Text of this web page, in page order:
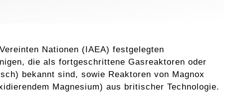
Nationen (IAEA) festgelegten
die als fortgeschrittene Gasreaktoren oder
bekannt sind, sowie Reaktoren von Magnox
Magnesium) aus britischer Technologie.